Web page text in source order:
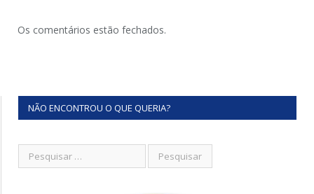
Os comentários estão fechados.
NÃO ENCONTROU O QUE QUERIA?